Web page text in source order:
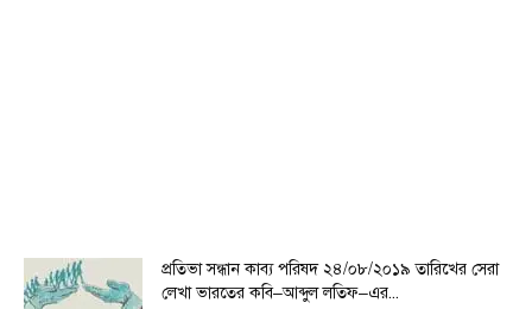
প্রতিভা সন্ধান কাব্য পরিষদ ২৪/০৮/২০১৯ তারিখের সেরা
লেখা ভারতের কবি–আব্দুল লতিফ–এর...